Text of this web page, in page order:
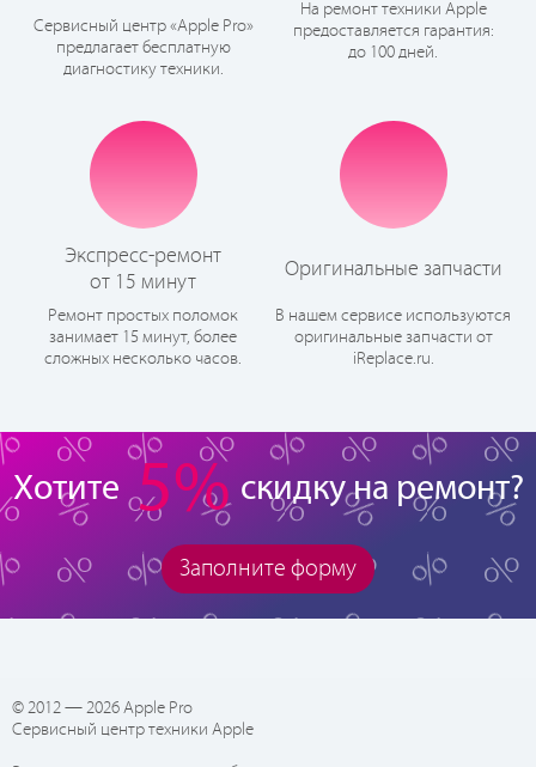
Сервисный центр «Apple Pro»
предлагает бесплатную
диагностику техники.
На ремонт техники Apple
предоставляется гарантия:
до 100 дней.
Экспресс-ремонт
от 15 минут
Ремонт простых поломок
занимает 15 минут, более
сложных несколько часов.
Оригинальные запчасти
В нашем сервисе используются
оригинальные запчасти от
iReplace.ru.
Хотите 5% скидку на ремонт?
Заполните форму
© 2012 — 2026 Apple Pro
Сервисный центр техники Apple